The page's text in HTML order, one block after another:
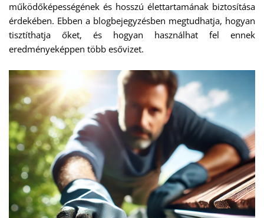
működőképességének és hosszú élettartamának biztosítása
érdekében. Ebben a blogbejegyzésben megtudhatja, hogyan
tisztíthatja őket, és hogyan használhat fel ennek
eredményeképpen több esővizet.